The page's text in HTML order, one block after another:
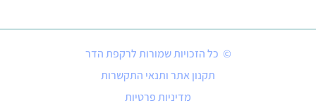
© כל הזכויות שמורות לרקפת הדר
תקנון אתר ותנאי התקשרות
מדיניות פרטיות